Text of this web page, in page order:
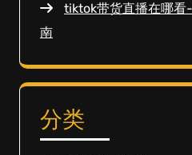
tiktok带货直播在哪看
南
分类